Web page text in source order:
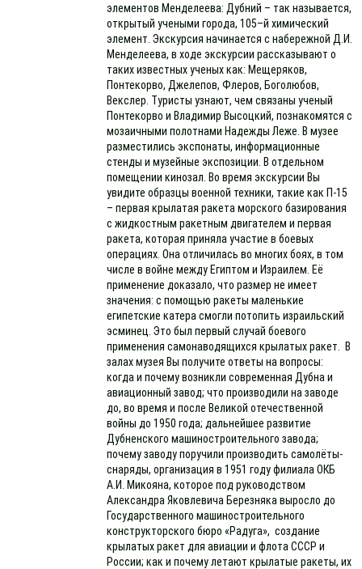
элементов Менделеева: Дубний – так называется,
открытый учеными города, 105–й химический
элемент. Экскурсия начинается с набережной Д.И.
Менделеева, в ходе экскурсии рассказывают о
таких известных ученых как: Мещеряков,
Понтекорво, Джелепов, Флеров, Боголюбов,
Векслер. Туристы узнают, чем связаны ученый
Понтекорво и Владимир Высоцкий, познакомятся с
мозаичными полотнами Надежды Леже. В музее
разместились экспонаты, информационные
стенды и музейные экспозиции. В отдельном
помещении кинозал. Во время экскурсии Вы
увидите образцы военной техники, такие как П-15
– первая крылатая ракета морского базирования
с жидкостным ракетным двигателем и первая
ракета, которая приняла участие в боевых
операциях. Она отличилась во многих боях, в том
числе в войне между Египтом и Израилем. Её
применение доказало, что размер не имеет
значения: с помощью ракеты маленькие
египетские катера смогли потопить израильский
эсминец. Это был первый случай боевого
применения самонаводящихся крылатых ракет. В
залах музея Вы получите ответы на вопросы:
когда и почему возникли современная Дубна и
авиационный завод; что производили на заводе
до, во время и после Великой отечественной
войны до 1950 года; дальнейшее развитие
Дубненского машиностроительного завода;
почему заводу поручили производить самолёты-
снаряды, организация в 1951 году филиала ОКБ
А.И. Микояна, которое под руководством
Александра Яковлевича Березняка выросло до
Государственного машиностроительного
конструкторского бюро «Радуга», создание
крылатых ракет для авиации и флота СССР и
России; как и почему летают крылатые ракеты, их